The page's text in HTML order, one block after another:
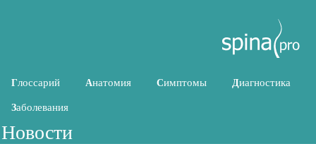
Глоссарий Анатомия Симптомы Диагностика
Заболевания
Новости